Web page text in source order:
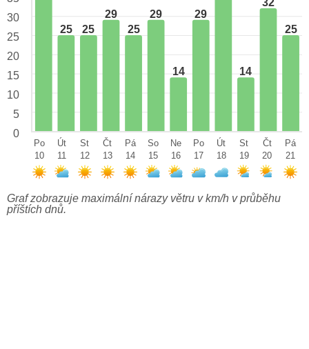
25 25
29
25
29
14
29
14
32
25
30
25
20
15
10
5
0
Po
10
Út
11
St
12
Čt
13
Pá
14
So
15
Ne
16
Po
17
Út
18
St
19
Čt
20
Pá
21
Graf zobrazuje maximální nárazy větru v km/h v průběhu
příštích dnů.